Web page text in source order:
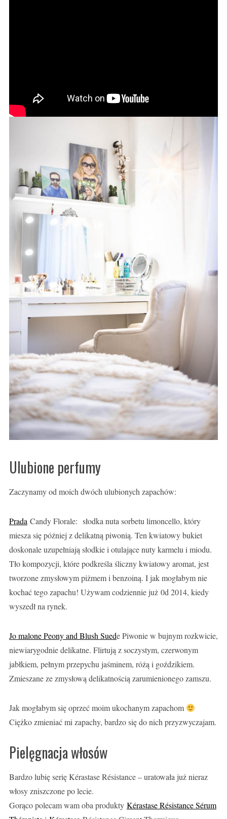
Ulubione perfumy
Zaczynamy od moich dwóch ulubionych zapachów:
PradaCandy Florale: słodka nuta sorbetu limoncello, który
miesza się później z delikatną piwonią. Ten kwiatowy bukiet
doskonale uzupełniają słodkie i otulające nuty karmelu i miodu.
Tło kompozycji, które podkreśla śliczny kwiatowy aromat, jest
tworzone zmysłowym piżmem i benzoiną. I jak mogłabym nie
kochać tego zapachu! Używam codziennie już 0d 2014, kiedy
wyszedł na rynek.
Jo malone Peony and Blush Suede Piwonie w bujnym rozkwicie,
niewiarygodnie delikatne. Flirtują z soczystym, czerwonym
jabłkiem, pełnym przepychu jaśminem, różą i goździkiem.
Zmieszane ze zmysłową delikatnością zarumienionego zamszu.
Jak mogłabym się oprzeć moim ukochanym zapachom
Ciężko zmieniać mi zapachy, bardzo się do nich przyzwyczajam.
Pielęgnacja włosów
Bardzo lubię serię Kérastase Résistance – uratowała już nieraz
włosy zniszczone po lecie.
Gorąco polecam wam oba produkty Kérastase Résistance Sérum